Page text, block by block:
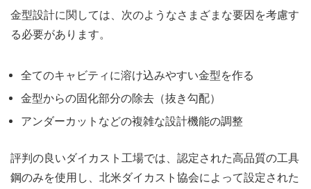
金型設計に関しては、次のようなさまざまな要因を考慮す
る必要があります。
全てのキャビティに溶け込みやすい金型を作る
金型からの固化部分の除去（抜き勾配）
アンダーカットなどの複雑な設計機能の調整
評判の良いダイカスト工場では、認定された高品質の工具
鋼のみを使用し、北米ダイカスト協会によって設定された